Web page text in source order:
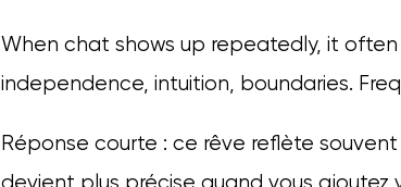
When chat shows up repeatedly, it
independence, intuition, boundaries.
Réponse courte : ce rêve reflète